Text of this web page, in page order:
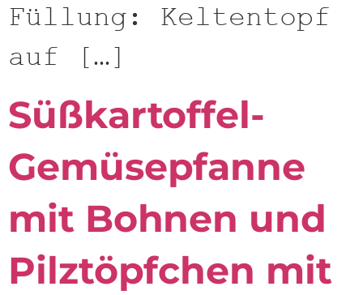
Füllung: Keltentopf
auf […]
Süßkartoffel-
Gemüsepfanne
mit Bohnen und
Pilztöpfchen mit